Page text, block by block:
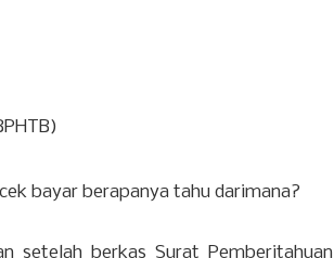
bayar berapanya tahu darimana?
setelah berkas Surat Pemberitahuan